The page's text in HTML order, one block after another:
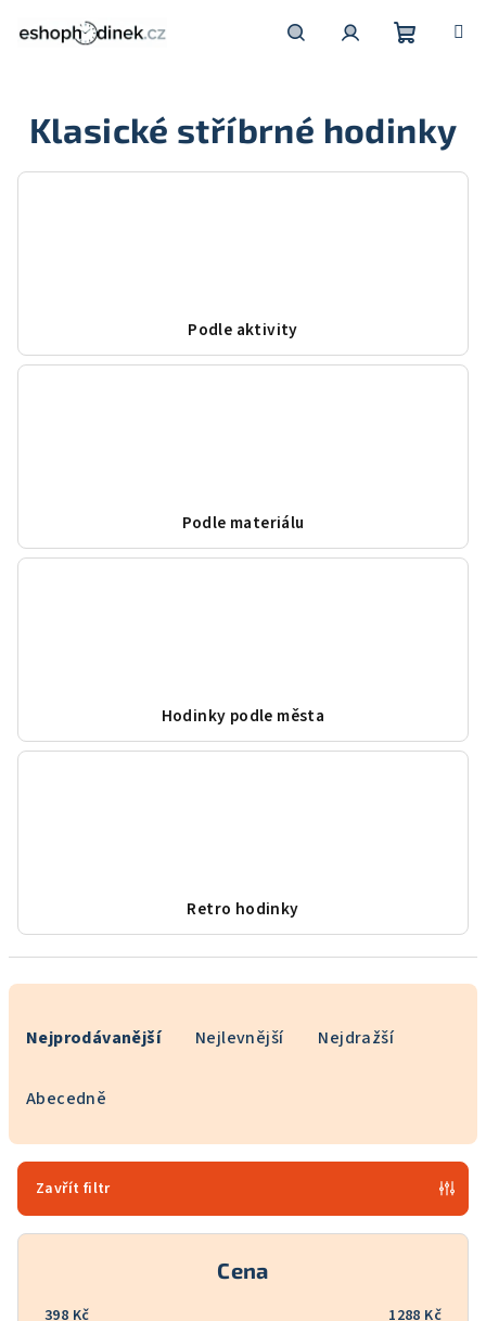
košík
Klasické stříbrné hodinky
Podle aktivity
Podle materiálu
Hodinky podle města
Retro hodinky
r
o
Nejprodávanější Nejlevnější Nejdražší
Abecedně
Zavřít filtr
Cena
398 Kč 1288 Kč